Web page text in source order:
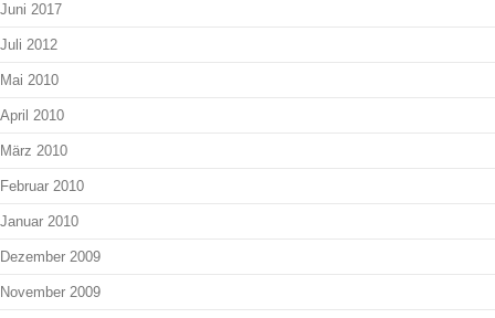
Juni 2017
Juli 2012
Mai 2010
April 2010
März 2010
Februar 2010
Januar 2010
Dezember 2009
November 2009